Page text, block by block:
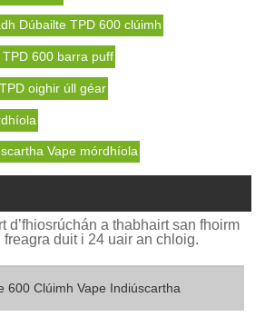
Dúbailte TPD 600 clúimh
600 barra puff
oighir úll géar
Vape mórdhíola
d’fhiosrúchán a thabhairt san fhoirm
duit i 24 uair an chloig.